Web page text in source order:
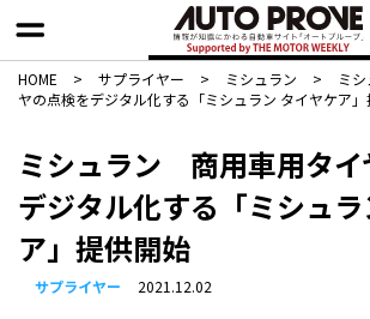
HOME > サプライヤー > ミシュラン >
ミ
ヤの点検をデジタル化する「ミシュラン タイヤケア
ミシュラン 商用車用タイ
デジタル化する「ミシュ
ア」提供開始
サプライヤー 2021.12.02